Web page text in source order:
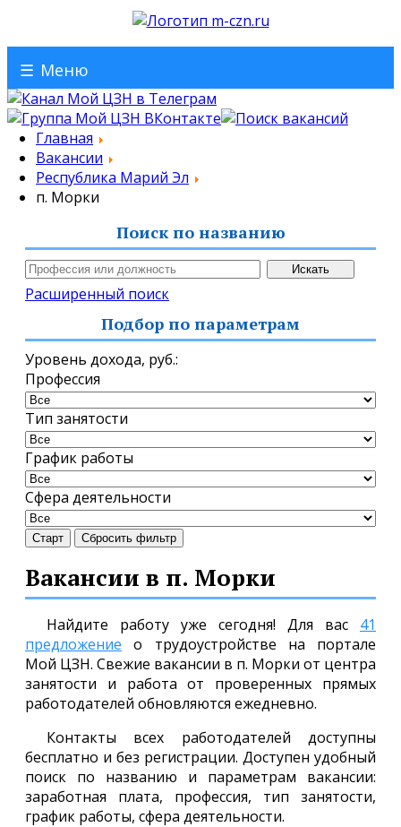
☰ Меню
Главная
Вакансии
Республика Марий Эл
п. Морки
Поиск по названию
Расширенный поиск
Подбор по параметрам
Уровень дохода, руб.:
Профессия
Тип занятости
График работы
Сфера деятельности
Старт Сбросить фильтр
Вакансии в п. Морки
Найдите работу уже сегодня! Для вас 41
предложение о трудоустройстве на портале
Мой ЦЗН. Свежие вакансии в п. Морки от центра
занятости и работа от проверенных прямых
работодателей обновляются ежедневно.
Контакты всех работодателей доступны
бесплатно и без регистрации. Доступен удобный
поиск по названию и параметрам вакансии:
заработная плата, профессия, тип занятости,
график работы, сфера деятельности.